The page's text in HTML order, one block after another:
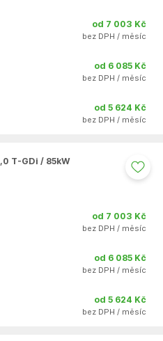
od 7 003 Kč
bez DPH / měsíc
od 6 085 Kč
bez DPH / měsíc
od 5 624 Kč
bez DPH / měsíc
T-GDi / 85kW
od 7 003 Kč
bez DPH / měsíc
od 6 085 Kč
bez DPH / měsíc
od 5 624 Kč
bez DPH / měsíc